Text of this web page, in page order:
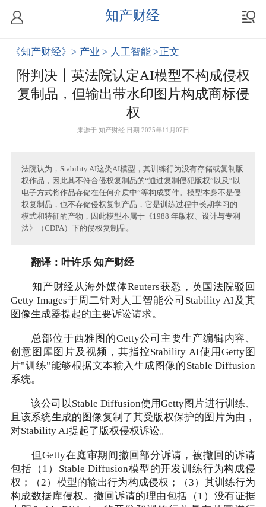
知产财经
《知产财经》 > 产业 > 人工智能 >正文
附判决┃英法院认定AI模型不构成侵权
复制品，但输出带水印图片构成商标侵
权
来源于 知产财经 日期 2025年11月07日
法院认为，Stability AI这类AI模型，其训练行为没有存储或复制版
权作品，因此其不符合侵权复制品的“通过复制侵犯版权”以及“以
电子方式将作品存储在任何介质中”等构成要件。模型本身不是侵
权复制品，也不存储侵权复制产品，它是训练过程中长期学习的
模式和特征的产物，因此模型不属于《1988 年版权、设计与专利
法》（CDPA）下的侵权复制品。
翻译：叶许乐 知产财经
知产财经从海外媒体Reuters获悉，英国法院驳回
Getty Images于周二针对人工智能公司Stability AI及其
图像生成器提起的主要诉讼请求。
总部位于西雅图的Getty公司主要生产编辑内容、
创意图库图片及视频，其指控Stability AI使用Getty图
片"训练"能够根据文本输入生成图像的Stable Diffusion
系统。
该公司以Stable Diffusion使用Getty图片进行训练、
且该系统生成的图像复制了其受版权保护的图片为由，
对Stability AI提起了版权侵权诉讼。
但Getty在庭审期间撤回部分诉请，被撤回的诉请
包括（1）Stable Diffusion模型的开发训练行为构成侵
权；（2）模型的输出行为构成侵权；（3）其训练行为
构成数据库侵权。撤回诉请的理由包括（1）没有证据